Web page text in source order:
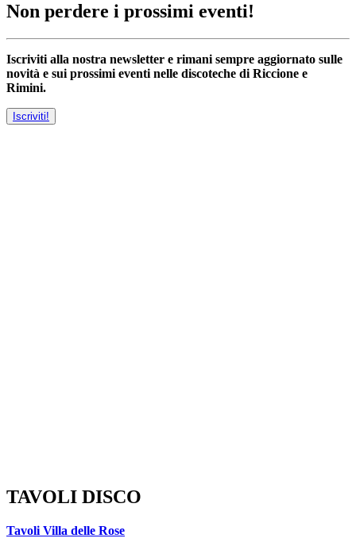
Non perdere i prossimi eventi!
Iscriviti alla nostra newsletter e rimani sempre aggiornato sulle
novità e sui prossimi eventi nelle discoteche di Riccione e
Rimini.
Iscriviti!
TAVOLI DISCO
Tavoli Villa delle Rose